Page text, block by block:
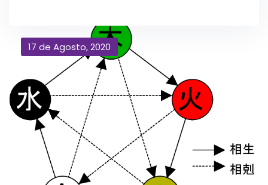
17 de Agosto, 2020